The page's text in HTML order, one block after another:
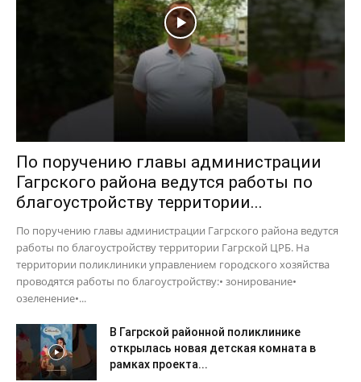
По поручению главы администрации
Гагрского района ведутся работы по
благоустройству территории...
По поручению главы администрации Гагрского района ведутся
работы по благоустройству территории Гагрской ЦРБ. На
территории поликлиники управлением городского хозяйства
проводятся работы по благоустройству:• зонирование•
озеленение•...
В Гагрской районной поликлинике
открылась новая детская комната в
рамках проекта...